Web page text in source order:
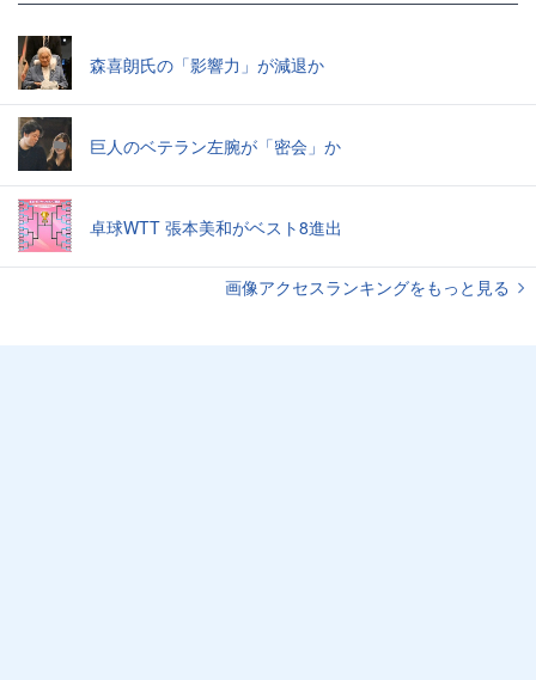
森喜朗氏の「影響力」が減退か
巨人のベテラン左腕が「密会」か
卓球WTT 張本美和がベスト8進出
画像アクセスランキングをもっと見る